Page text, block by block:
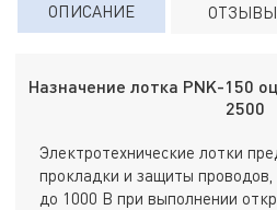
ОПИСАНИЕ ОТЗЫВЫ
Назначение лотка PNK-150
2500
Электротехнические лотки
прокладки и защиты
до 1000 В при выполнении